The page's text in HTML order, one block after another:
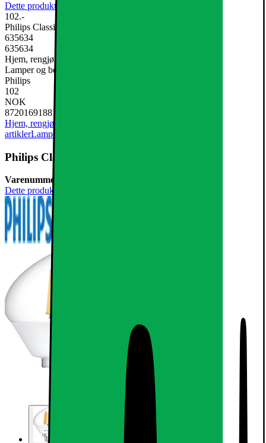
Dette produktet er ikke rangert enda.
102.-
Philips Classic LED-lyspære 2,3W B35 E14
635634
635634
Hjem, rengjøring og kjøkkenutstyr, Belysning og elektriske artikler,
Lamper og belysning, LED-lamper og lyspærer
Philips
102
NOK
8720169188136
Hjem, rengjøring og kjøkkenutstyr
artiklerLamper og belysning
Philips Classic LED-lyspære 2,3W B35 E14
Varenummer:
Dette produktet er ikke rangert enda.